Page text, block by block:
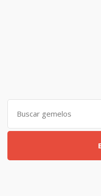
Search
for: